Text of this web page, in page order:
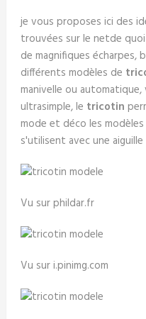
je vous proposes ici des
trouvées sur le netde
de magnifiques écharpes,
différents modèles de
manivelle ou
ultrasimple, le tricotin
mode et déco les
s'utilisent avec une
Vu sur phildar.fr
Vu sur i.pinimg.com